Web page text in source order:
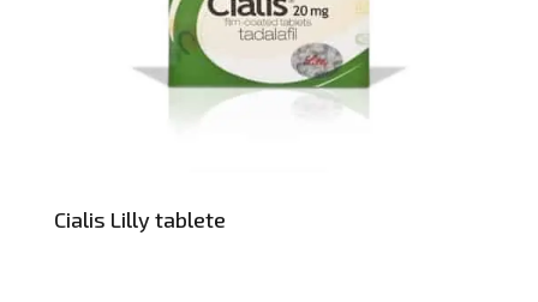
Cialis Lilly tablete